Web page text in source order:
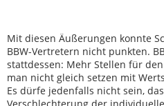
Mit diesen Äußerungen konnte
BBW-Vertretern nicht punkten.
stattdessen: Mehr Stellen für
man nicht gleich setzen mit
Es dürfe jedenfalls nicht sein,